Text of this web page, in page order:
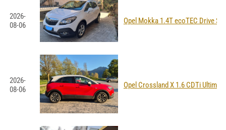
2026-
08-06
Opel Mokka 1.4T ecoTEC Drive S/
2026-
08-06
Opel Crossland X 1.6 CDTi